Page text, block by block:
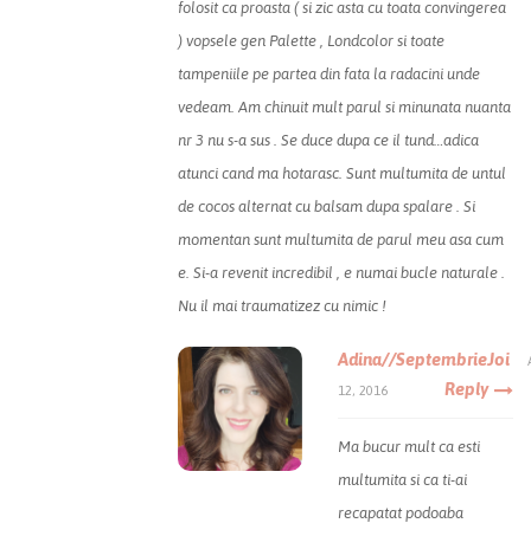
folosit ca proasta ( si zic asta cu toata convingerea
) vopsele gen Palette , Londcolor si toate
tampeniile pe partea din fata la radacini unde
vedeam. Am chinuit mult parul si minunata nuanta
nr 3 nu s-a sus . Se duce dupa ce il tund…adica
atunci cand ma hotarasc. Sunt multumita de untul
de cocos alternat cu balsam dupa spalare . Si
momentan sunt multumita de parul meu asa cum
e. Si-a revenit incredibil , e numai bucle naturale .
Nu il mai traumatizez cu nimic !
Adina//SeptembrieJoi
12, 2016 Reply
Ma bucur mult ca esti
multumita si ca ti-ai
recapatat podoaba